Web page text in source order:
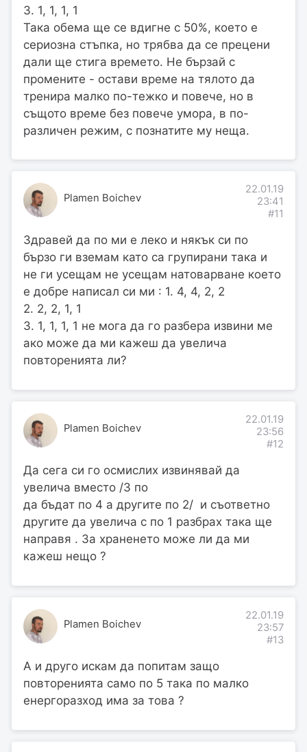
3. 1, 1, 1, 1
Така обема ще се вдигне с 50%, което е
сериозна стъпка, но трябва да се прецени
дали ще стига времето. Не бързай с
промените - остави време на тялото да
тренира малко по-тежко и повече, но в
същото време без повече умора, в по-
различен режим, с познатите му неща.
Plamen Boichev
22.01.19
23:41
#11
Здравей да по ми е леко и някък си по
бързо ги вземам като са групирани така и
не ги усещам не усещам натоварване което
е добре написал си ми : 1. 4, 4, 2, 2
2. 2, 2, 1, 1
3. 1, 1, 1, 1 не мога да го разбера извини ме
ако може да ми кажеш да увелича
повторенията ли?
Plamen Boichev
22.01.19
23:56
#12
Да сега си го осмислих извинявай да
увелича вместо /3 по
да бъдат по 4 а другите по 2/ и съответно
другите да увелича с по 1 разбрах така ще
направя . За храненето може ли да ми
кажеш нещо ?
Plamen Boichev
22.01.19
23:57
#13
А и друго искам да попитам защо
повторенията само по 5 така по малко
енергоразход има за това ?